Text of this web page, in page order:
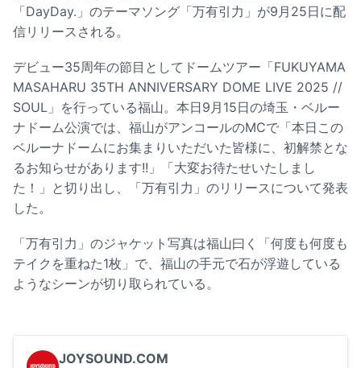
「DayDay.」のテーマソング「万有引力」が9月25日に配
信リリースされる。
デビュー35周年の節目としてドームツアー「FUKUYAMA
MASAHARU 35TH ANNIVERSARY DOME LIVE 2025 //
SOUL」を行っている福山。本日9月15日の埼玉・ベルー
ナドーム公演では、福山がアンコールのMCで「本日この
ベルーナドームにお集まりいただいた皆様に、初解禁とな
るお知らせがあります!!」「大変お待たせいたしまし
た！」と切り出し、「万有引力」のリリースについて発表
した。
「万有引力」のジャケット写真は福山曰く「何度も何度も
テイクを重ねた1枚」で、福山の手元で石が浮遊している
ようなシーンが切り取られている。
JOYSOUND.COM